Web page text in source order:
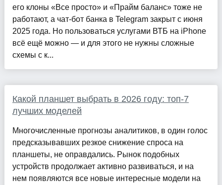
его клоны «Все просто» и «Прайм баланс» тоже не
работают, а чат-бот банка в Telegram закрыт с июня
2025 года. Но пользоваться услугами ВТБ на iPhone
всё ещё можно — и для этого не нужны сложные
схемы с к...
Какой планшет выбрать в 2026 году: топ-7
лучших моделей
Многочисленные прогнозы аналитиков, в один голос
предсказывавших резкое снижение спроса на
планшеты, не оправдались. Рынок подобных
устройств продолжает активно развиваться, и на
нем появляются все новые интересные модели на